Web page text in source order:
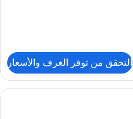
التحقق من توفر الغرف والأسعار